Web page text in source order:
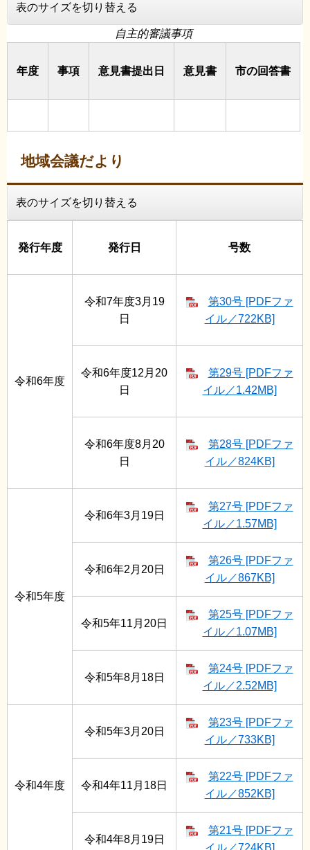
表のサイズを切り替える
自主的審議事項
年度 事項 意見書提出日 意見書 市の回答書
地域会議だより
表のサイズを切り替える
発行年度 発行日 号数
令和6年度
令和7年度3月19
日
第30号 [PDFファ
イル／722KB]
令和6年度12月20
日
第29号 [PDFファ
イル／1.42MB]
令和6年度8月20
日
第28号 [PDFファ
イル／824KB]
令和5年度
令和6年3月19日
第27号 [PDFファ
イル／1.57MB]
令和6年2月20日
第26号 [PDFファ
イル／867KB]
令和5年11月20日
第25号 [PDFファ
イル／1.07MB]
令和5年8月18日
第24号 [PDFファ
イル／2.52MB]
令和4年度
令和5年3月20日
第23号 [PDFファ
イル／733KB]
令和4年11月18日
第22号 [PDFファ
イル／852KB]
令和4年8月19日
第21号 [PDFファ